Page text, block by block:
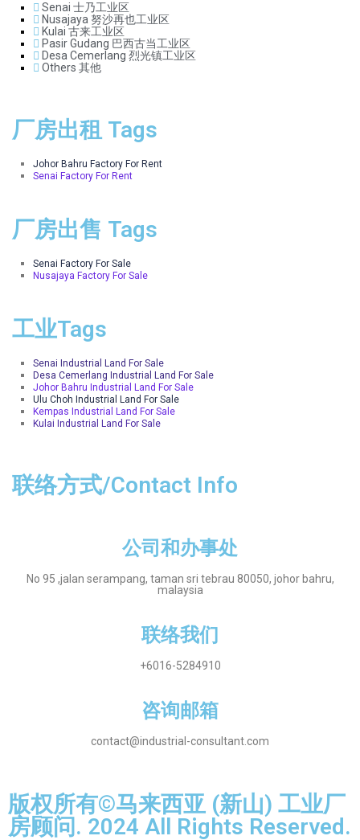
Senai 士乃工业区
Nusajaya 努沙再也工业区
Kulai 古来工业区
Pasir Gudang 巴西古当工业区
Desa Cemerlang 烈光镇工业区
Others 其他
厂房出租 Tags
Johor Bahru Factory For Rent
Senai Factory For Rent
厂房出售 Tags
Senai Factory For Sale
Nusajaya Factory For Sale
工业Tags
Senai Industrial Land For Sale
Desa Cemerlang Industrial Land For Sale
Johor Bahru Industrial Land For Sale
Ulu Choh Industrial Land For Sale
Kempas Industrial Land For Sale
Kulai Industrial Land For Sale
联络方式/Contact Info
公司和办事处​
No 95 ,jalan serampang, taman sri tebrau 80050, johor bahru,
malaysia
联络我们
+6016-5284910
​咨询邮箱
contact@industrial-consultant.com
版权所有©马来西亚 (新山) 工业厂
房顾问. 2024 All Rights Reserved.